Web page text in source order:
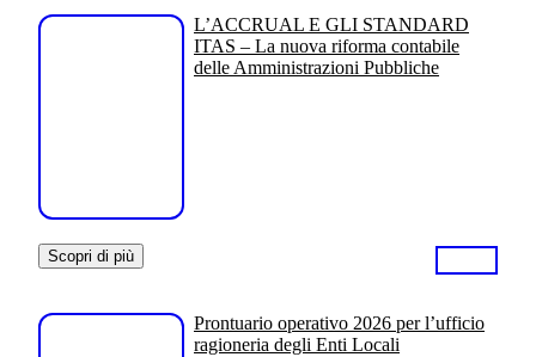
L’ACCRUAL E GLI STANDARD
ITAS – La nuova riforma contabile
delle Amministrazioni Pubbliche
Scopri di più
Prontuario operativo 2026 per l’ufficio
ragioneria degli Enti Locali